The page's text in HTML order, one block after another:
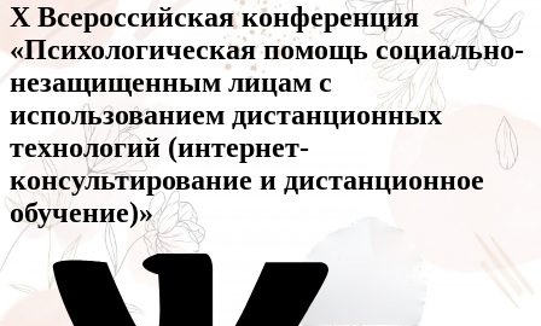
X Всероссийская конференция
«Психологическая помощь социально-
незащищенным лицам с
использованием дистанционных
технологий (интернет-
консультирование и дистанционное
обучение)»